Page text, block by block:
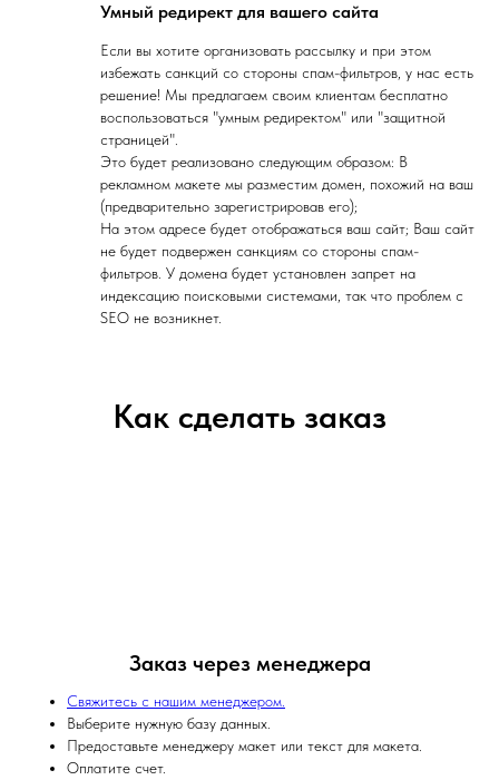
Умный редирект для вашего сайта
Если вы хотите организовать рассылку и при этом
избежать санкций со стороны спам-фильтров, у нас есть
решение! Мы предлагаем своим клиентам бесплатно
воспользоваться "умным редиректом" или "защитной
страницей".
Это будет реализовано следующим образом: В
рекламном макете мы разместим домен, похожий на ваш
(предварительно зарегистрировав его);
На этом адресе будет отображаться ваш сайт; Ваш сайт
не будет подвержен санкциям со стороны спам-
фильтров. У домена будет установлен запрет на
индексацию поисковыми системами, так что проблем с
SEO не возникнет.
Как сделать заказ
Заказ через менеджера
Свяжитесь с нашим менеджером.
Выберите нужную базу данных.
Предоставьте менеджеру макет или текст для макета.
Оплатите счет.